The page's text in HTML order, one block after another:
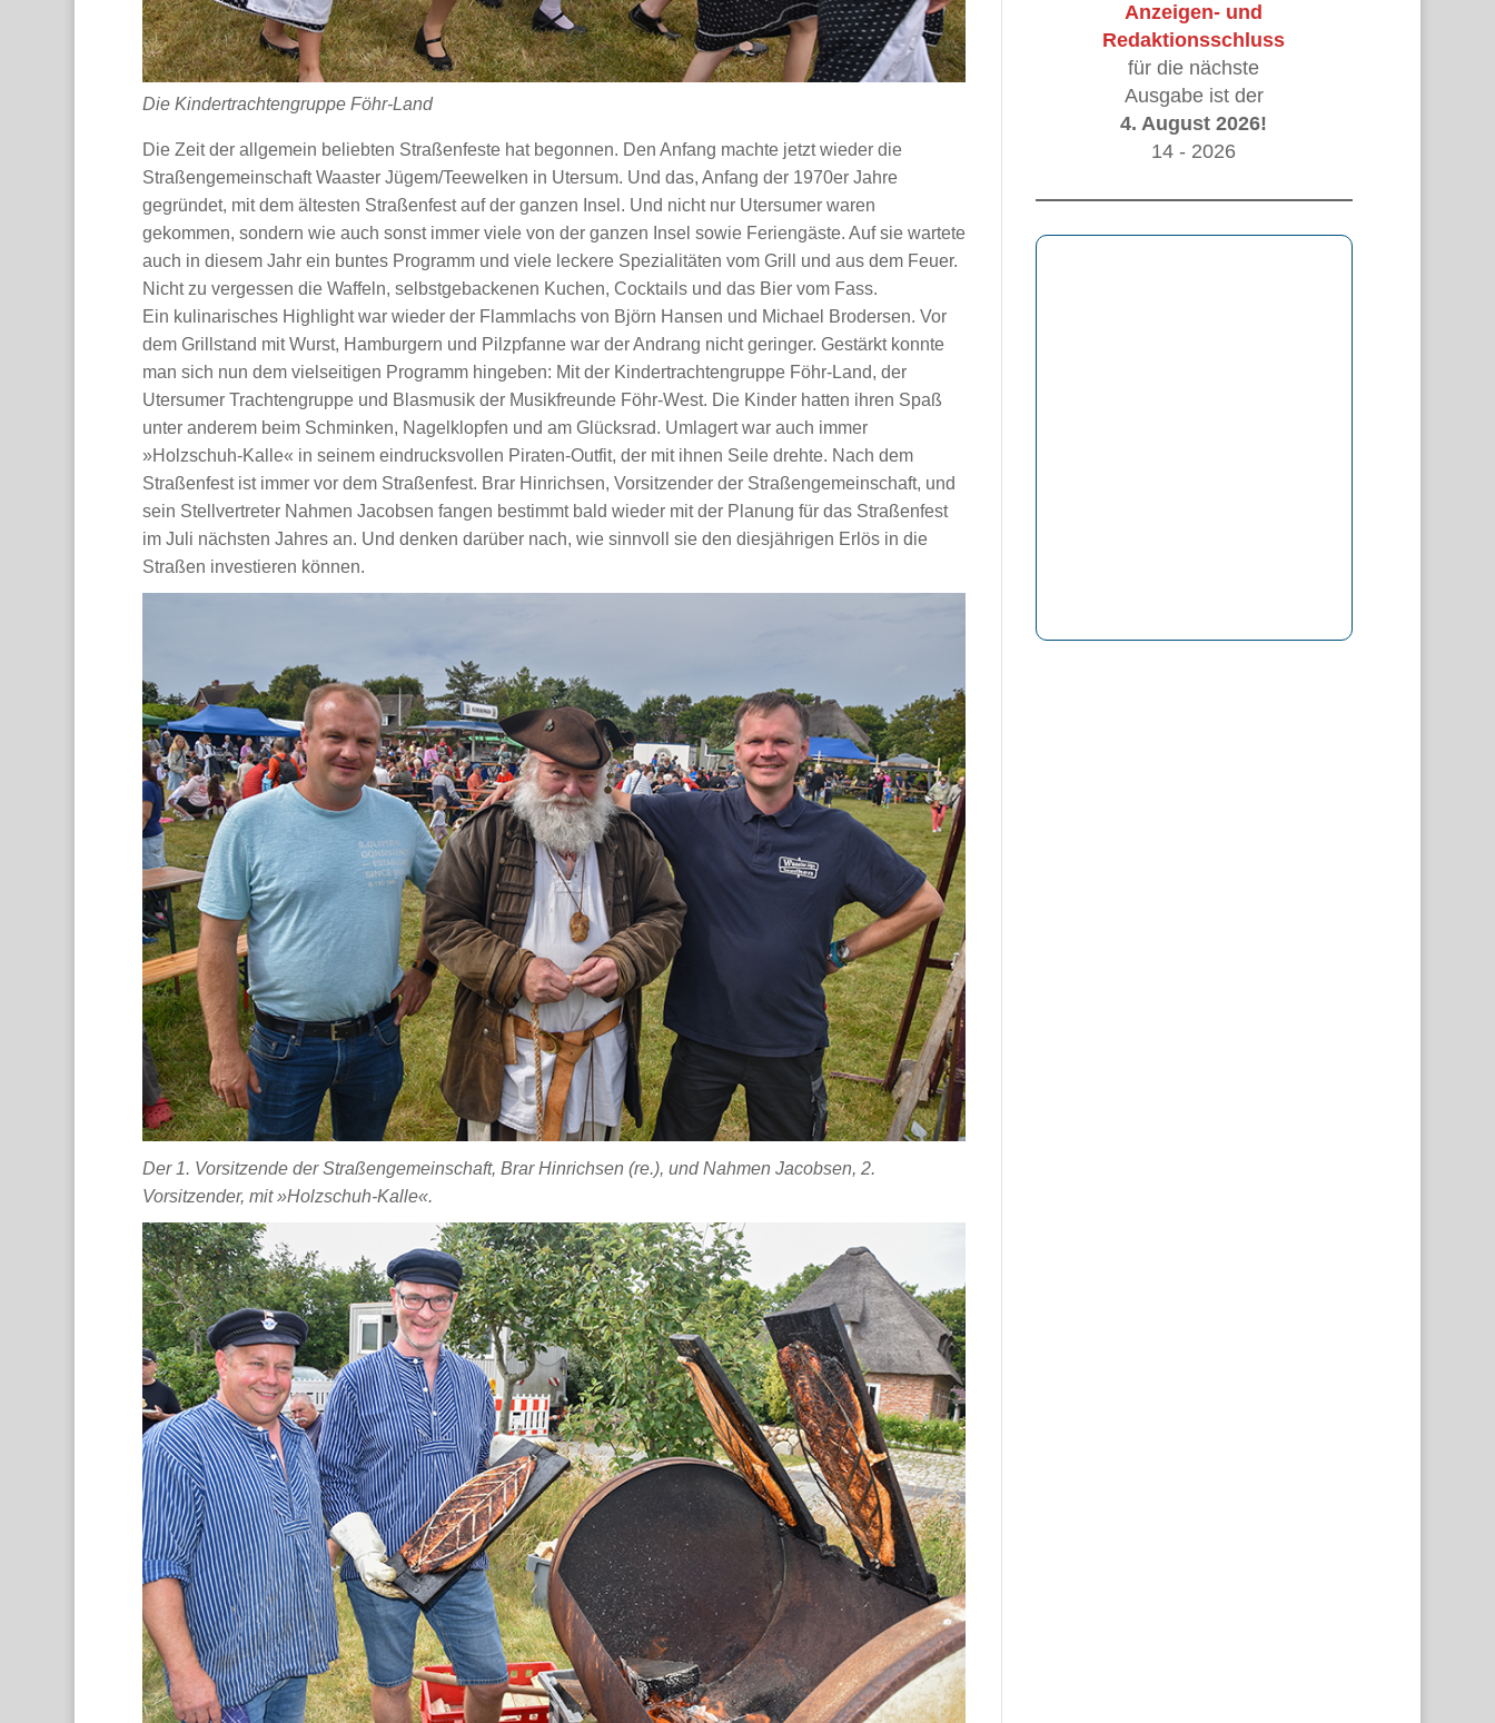
Die Kindertrachtengruppe Föhr-Land
Die Zeit der allgemein beliebten Straßenfeste hat begonnen. Den Anfang machte jetzt wieder die
Straßengemeinschaft Waaster Jügem/Teewelken in Utersum. Und das, Anfang der 1970er Jahre
gegründet, mit dem ältesten Straßenfest auf der ganzen Insel. Und nicht nur Utersumer waren
gekommen, sondern wie auch sonst immer viele von der ganzen Insel sowie Feriengäste. Auf sie wartete
auch in diesem Jahr ein buntes Programm und viele leckere Spezialitäten vom Grill und aus dem Feuer.
Nicht zu vergessen die Waffeln, selbstgebackenen Kuchen, Cocktails und das Bier vom Fass.
Ein kulinarisches Highlight war wieder der Flammlachs von Björn Hansen und Michael Brodersen. Vor
dem Grillstand mit Wurst, Hamburgern und Pilzpfanne war der Andrang nicht geringer. Gestärkt konnte
man sich nun dem vielseitigen Programm hingeben: Mit der Kindertrachtengruppe Föhr-Land, der
Utersumer Trachtengruppe und Blasmusik der Musikfreunde Föhr-West. Die Kinder hatten ihren Spaß
unter anderem beim Schminken, Nagelklopfen und am Glücksrad. Umlagert war auch immer
»Holzschuh-Kalle« in seinem eindrucksvollen Piraten-Outfit, der mit ihnen Seile drehte. Nach dem
Straßenfest ist immer vor dem Straßenfest. Brar Hinrichsen, Vorsitzender der Straßengemeinschaft, und
sein Stellvertreter Nahmen Jacobsen fangen bestimmt bald wieder mit der Planung für das Straßenfest
im Juli nächsten Jahres an. Und denken darüber nach, wie sinnvoll sie den diesjährigen Erlös in die
Straßen investieren können.
Der 1. Vorsitzende der Straßengemeinschaft, Brar Hinrichsen (re.), und Nahmen Jacobsen, 2.
Vorsitzender, mit »Holzschuh-Kalle«.
Anzeigen- und
Redaktionsschluss
für die nächste
Ausgabe ist der
4. August 2026!
14 - 2026